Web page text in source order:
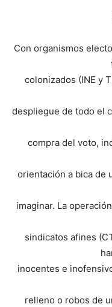
Con organismos
colonizados (INE y
despliegue de todo el
compra del voto,
orientación a bica de
imaginar. La
sindicatos afines
inocentes e
relleno o robos de